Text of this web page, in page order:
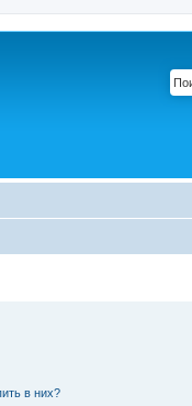
в них?